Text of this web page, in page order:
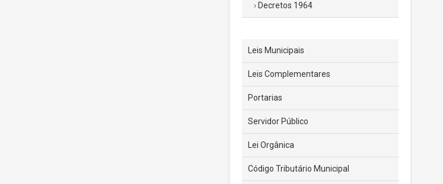
Decretos 1964
Leis Municipais
Leis Complementares
Portarias
Servidor Público
Lei Orgânica
Código Tributário Municipal